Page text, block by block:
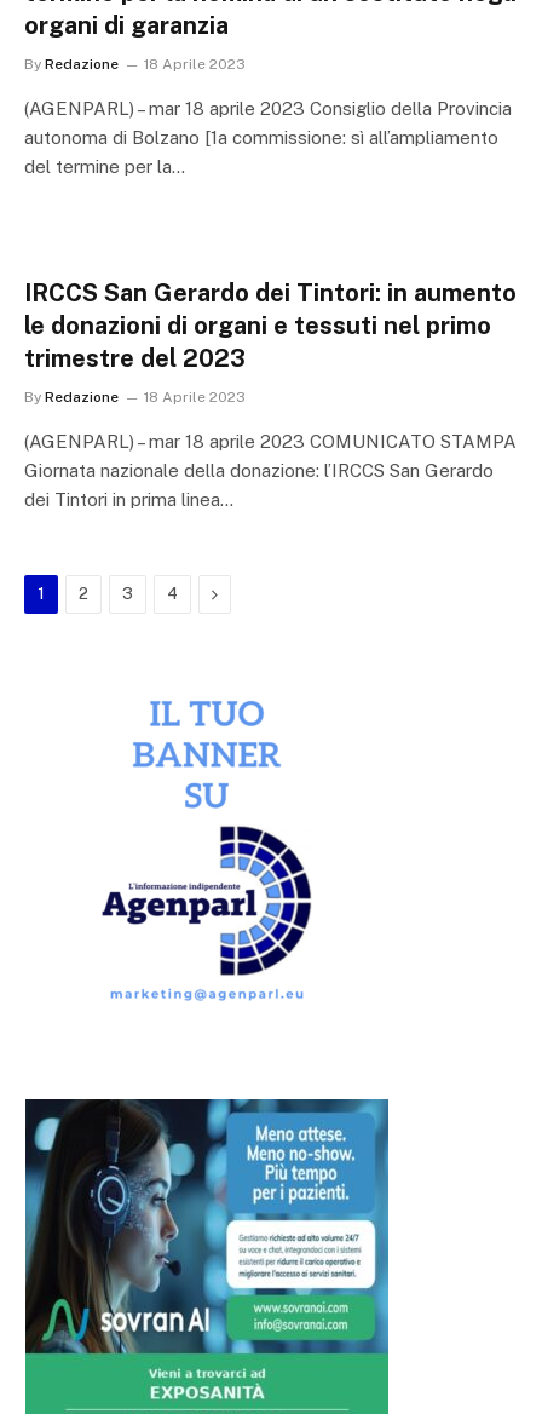
organi di garanzia
By Redazione 18 Aprile 2023
(AGENPARL) – mar 18 aprile 2023 Consiglio della Provincia
autonoma di Bolzano [1a commissione: sì all’ampliamento
del termine per la…
IRCCS San Gerardo dei Tintori: in aumento
le donazioni di organi e tessuti nel primo
trimestre del 2023
By Redazione 18 Aprile 2023
(AGENPARL) – mar 18 aprile 2023 COMUNICATO STAMPA
Giornata nazionale della donazione: l’IRCCS San Gerardo
dei Tintori in prima linea…
1 2 3 4 Next